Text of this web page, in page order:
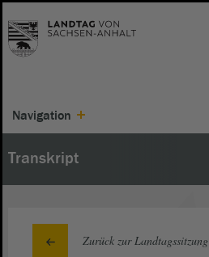
Navigation
Transkript
Zurück zur Landtagssitzung